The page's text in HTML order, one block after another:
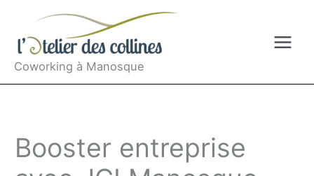
contenu
Coworking à Manosque
Booster entreprise